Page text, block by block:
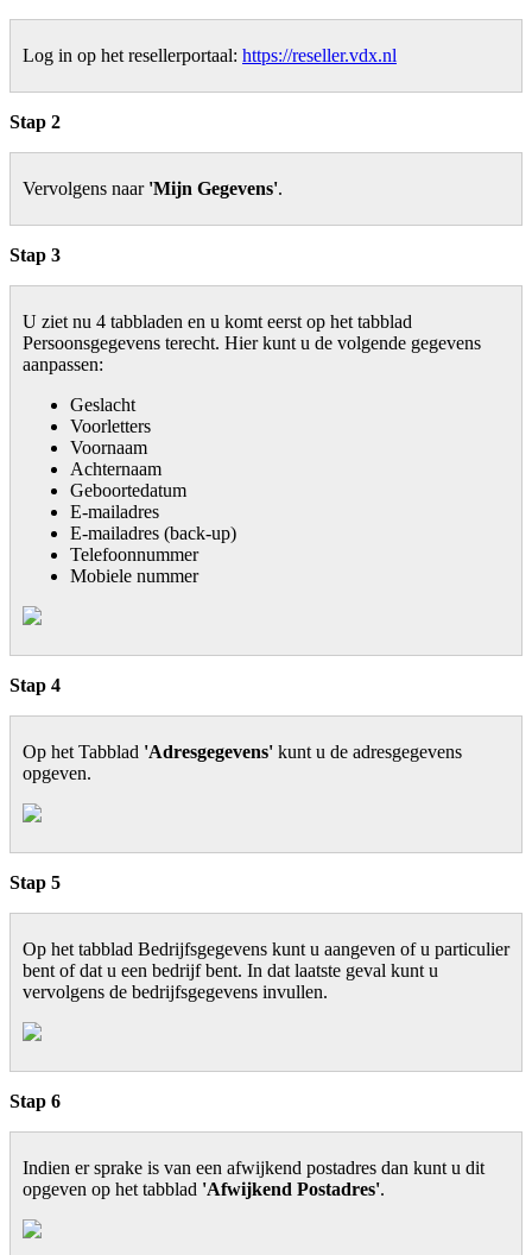
Log in op het resellerportaal: https://reseller.vdx.nl
Stap 2
Vervolgens naar 'Mijn Gegevens'.
Stap 3
U ziet nu 4 tabbladen en u komt eerst op het tabblad
Persoonsgegevens terecht. Hier kunt u de volgende gegevens
aanpassen:
Geslacht
Voorletters
Voornaam
Achternaam
Geboortedatum
E-mailadres
E-mailadres (back-up)
Telefoonnummer
Mobiele nummer
Stap 4
Op het Tabblad 'Adresgegevens' kunt u de adresgegevens
opgeven.
Stap 5
Op het tabblad Bedrijfsgegevens kunt u aangeven of u particulier
bent of dat u een bedrijf bent. In dat laatste geval kunt u
vervolgens de bedrijfsgegevens invullen.
Stap 6
Indien er sprake is van een afwijkend postadres dan kunt u dit
opgeven op het tabblad 'Afwijkend Postadres'.